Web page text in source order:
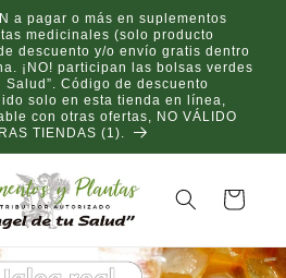
a pagar o más en suplementos
medicinales (solo producto
descuento y/o envío gratis dentro
¡NO! participan las bolsas verdes
Salud”. Código de descuento
solo en esta tienda en línea,
con otras ofertas, NO VÁLIDO
TIENDAS (1).
Cart